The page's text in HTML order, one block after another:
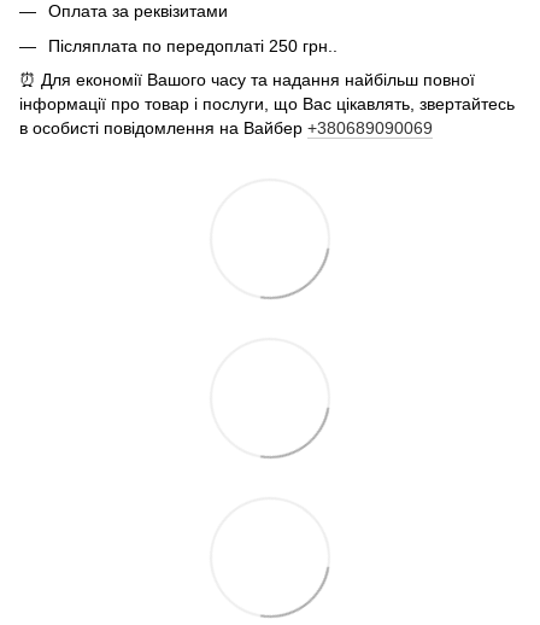
Оплата за реквізитами
Післяплата по передоплаті 250 грн..
⏰ Для економії Вашого часу та надання найбільш повної
інформації про товар і послуги, що Вас цікавлять, звертайтесь
в особисті повідомлення на Вайбер +380689090069